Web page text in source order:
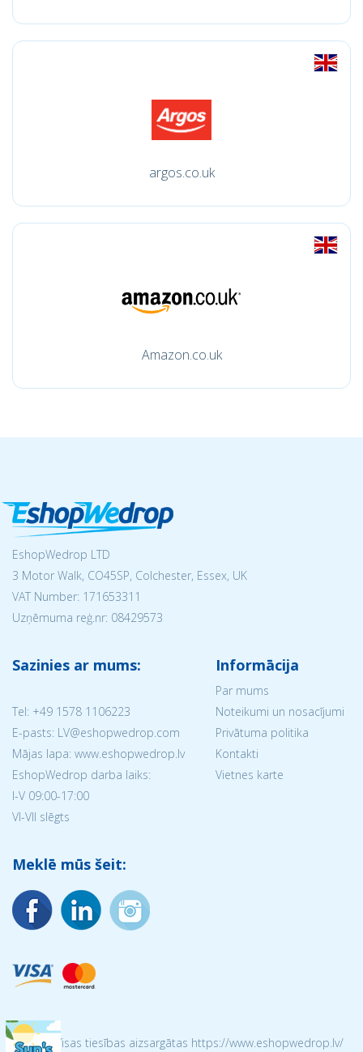
argos.co.uk
Amazon.co.uk
EshopWedrop LTD
3 Motor Walk, CO45SP, Colchester, Essex, UK
VAT Number: 171653311
Uzņēmuma reģ.nr: 08429573
Sazinies ar mums:
Tel: +49 1578 1106223
E-pasts: LV@eshopwedrop.com
Mājas lapa: www.eshopwedrop.lv
EshopWedrop darba laiks:
I-V 09:00-17:00
VI-VII slēgts
Informācija
Par mums
Noteikumi un nosacījumi
Privātuma politika
Kontakti
Vietnes karte
Meklē mūs šeit:
© 2026 Visas tiesības aizsargātas https://www.eshopwedrop.lv/